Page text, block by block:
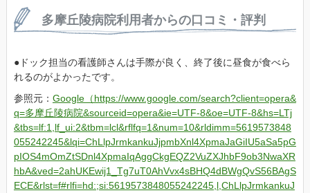
多摩丘陵病院利用者からの口コミ・評判
ドック担当の看護師さんは手際が良く、終了後に昼食が食べら
れるのがよかったです。
参照元： Google（https://www.google.com/search?client=opera&
q=多摩丘陵病院&sourceid=opera&ie=UTF-8&oe=UTF-8&hs=LTj
&tbs=lf:1,lf_ui:2&tbm=lcl&rflfq=1&num=10&rldimm=5619573848
055242245&lqi=ChLlpJrmkankuJjpmbXnl4XpmaJaGiIU5aSa5pG
pIOS4mOmZtSDnl4XpmaIqAggCkgEQZ2VuZXJhbF9ob3NwaXR
hbA&ved=2ahUKEwij1_Tg7uT0AhVvx4sBHQ4dBWgQvS56BAgS
ECE&rlst=f#rlfi=hd:;si:5619573848055242245,l,ChLlpJrmkankuJ